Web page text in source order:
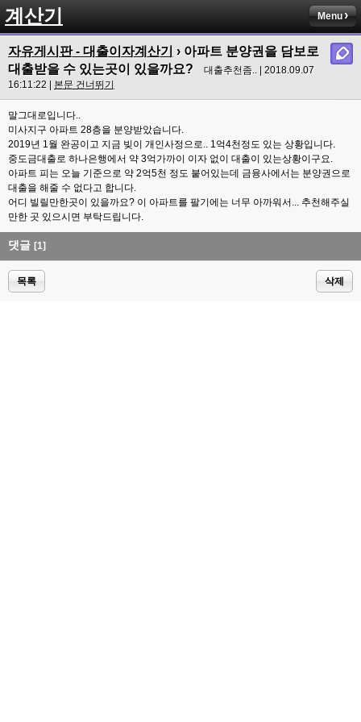
계산기 Menu
자유게시판 - 대출이자계산기 › 아파트 분양권을 담보로
대출받을 수 있는곳이 있을까요?
대출추천좀.. | 2018.09.07
16:11:22 | 본문 건너뛰기
말그대로입니다..
미사지구 아파트 28층을 분양받았습니다.
2019년 1월 완공이고 지금 빚이 개인사정으로.. 1억4천정도 있는 상황입니다.
중도금대출로 하나은행에서 약 3억가까이 이자 없이 대출이 있는상황이구요.
아파트 피는 오늘 기준으로 약 2억5천 정도 붙어있는데 금융사에서는 분양권으로
대출을 해줄 수 없다고 합니다.
어디 빌릴만한곳이 있을까요? 이 아파트를 팔기에는 너무 아까워서... 추천해주실
만한 곳 있으시면 부탁드립니다.
댓글 [1]
목록 삭제